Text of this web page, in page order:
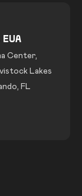
Center,
Lakes
FL